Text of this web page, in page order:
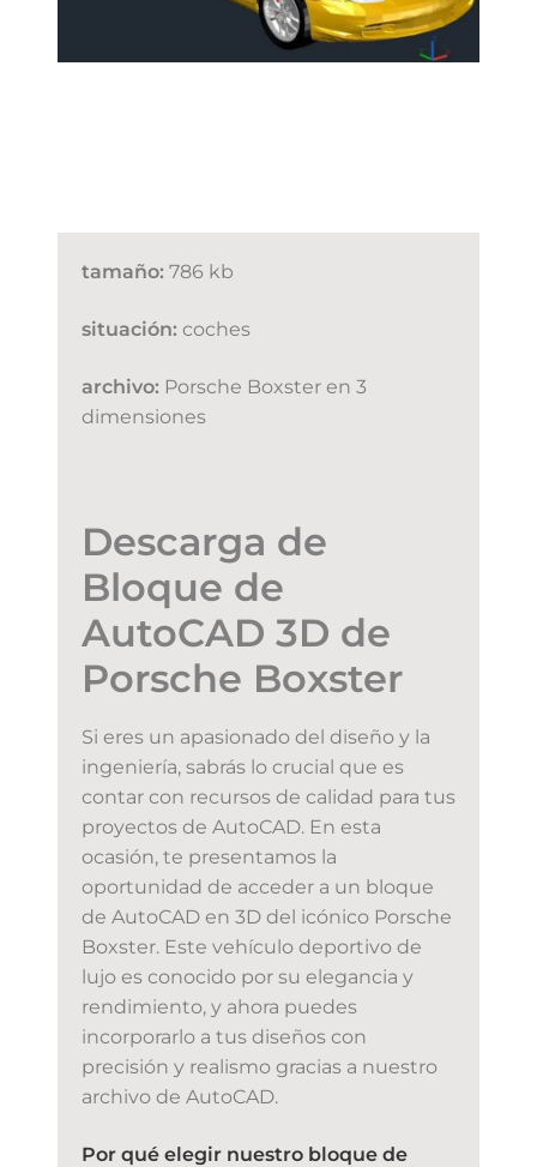
tamaño: 786 kb
situación: coches
archivo: Porsche Boxster en 3
dimensiones
Descarga de
Bloque de
AutoCAD 3D de
Porsche Boxster
Si eres un apasionado del diseño y la
ingeniería, sabrás lo crucial que es
contar con recursos de calidad para tus
proyectos de AutoCAD. En esta
ocasión, te presentamos la
oportunidad de acceder a un bloque
de AutoCAD en 3D del icónico Porsche
Boxster. Este vehículo deportivo de
lujo es conocido por su elegancia y
rendimiento, y ahora puedes
incorporarlo a tus diseños con
precisión y realismo gracias a nuestro
archivo de AutoCAD.
Por qué elegir nuestro bloque de